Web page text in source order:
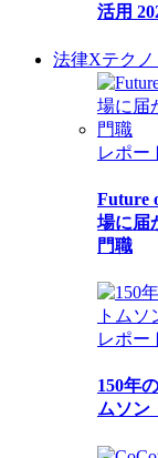
活用
法律Xテクノ
レポー
Future
場に届
門職
レポー
150年
ムソン